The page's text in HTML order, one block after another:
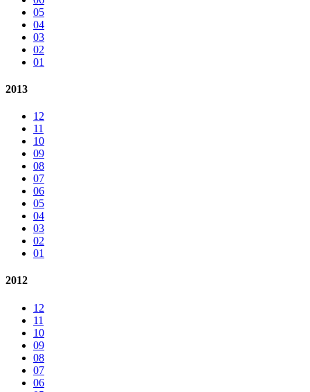
05
04
03
02
01
2013
12
11
10
09
08
07
06
05
04
03
02
01
2012
12
11
10
09
08
07
06